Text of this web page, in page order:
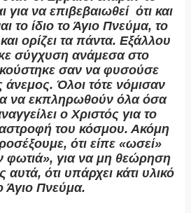
για να επιβεβαιωθεί ότι και
το ίδιο το Άγιο Πνεύμα, το
ορίζει τα πάντα. Εξάλλου
σύγχυση ανάμεσα στο
σαν να φυσούσε
άνεμος. Όλοι τότε νόμισαν
να εκπληρωθούν όλα όσα
ο Χριστός για το
του κόσμου. Ακόμη
ότι είπε «ωσεί»
φωτιά», για να μη θεώρηση
αυτά, ότι υπάρχει κάτι υλικό
Άγιο Πνεύμα.